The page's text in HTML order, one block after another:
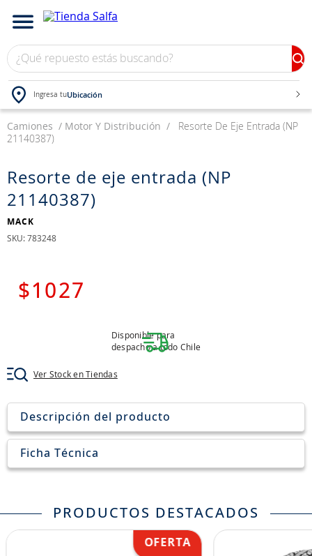
¿Qué repuesto estás buscando?
Ingresa tuUbicación
Camiones Motor Y Distribución
Resorte De Eje Entrada (NP
21140387)
Resorte de eje entrada (NP
21140387)
MACK
: 783248
$1027
Disponible para
despacho a todo Chile
Ver Stock en Tiendas
Descripción del producto
Ficha Técnica
PRODUCTOS DESTACADOS
TÉRMINOS MÁS BUSCADOS
2.
neumáticos
3
westlake
4.
7.
235
10
aceite